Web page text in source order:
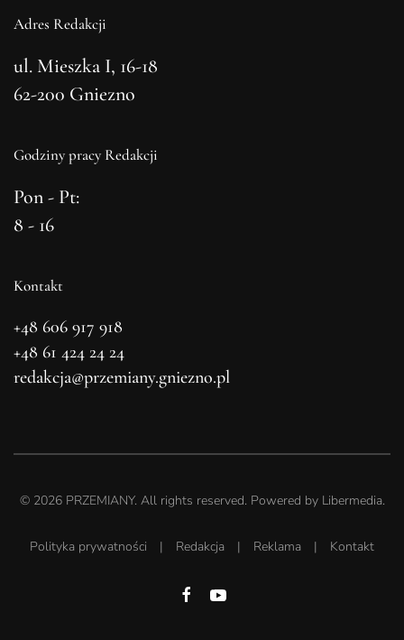
Adres Redakcji
ul. Mieszka I, 16-18
62-200 Gniezno
Godziny pracy Redakcji
Pon - Pt:
8 - 16
Kontakt
+48 606 917 918
+48 61 424 24 24
redakcja@przemiany.gniezno.pl
© 2026PRZEMIANY. All rights reserved. Powered by Libermedia.
Polityka prywatności | Redakcja | Reklama | Kontakt